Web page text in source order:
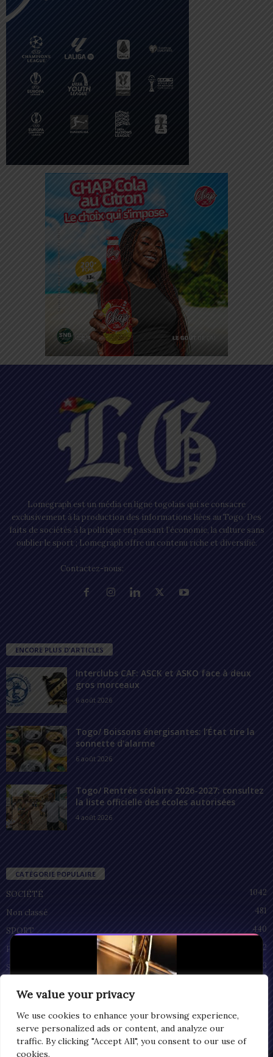
We value your privacy
We use cookies to enhance your browsing experience,
serve personalized ads or content, and analyze our
traffic. By clicking "Accept All", you consent to our use of
cookies.
Lomegraph est un média en ligne togolais qui se consacre
exclusivement à la production des informations liées au Togo. Des
faits de sociétés à la politique en passant l’économie, la culture sans
oublier le sport ; Lomegraph offre un contenu riche et diversifié.
Contactez-nous:
ENCORE PLUS D'ARTICLES
Interclubs CAF: ASCK et ASKO face à deux
gros morceaux
6 août 2026
Togo/ Boissons énergisantes: l’État tire la
sonnette d’alarme
6 août 2026
Togo/ Rentrée scolaire 2026-2027: consultez
la liste officielle des écoles autorisées
4 août 2026
CATÉGORIE POPULAIRE
SOCIÉTÉ
1042
Non classé
481
SPORT
440
POLITIQUE
212
SANTÉ
93